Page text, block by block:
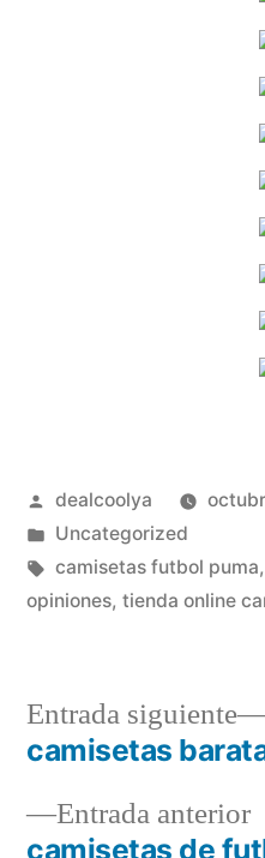
Publicado
por
dealcoolya
Publicado
en
Uncategorized
Etiquetas:
camisetas futbol puma,
opiniones, tienda online
Navegación
deEntrada anterior
camisetas de
Entrada siguiente
camisetas